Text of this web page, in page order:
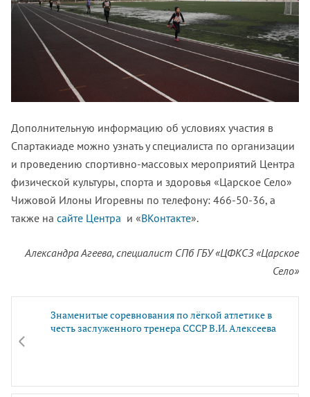
Дополнительную информацию об условиях участия в
Спартакиаде можно узнать у специалиста по организации
и проведению спортивно-массовых мероприятий Центра
физической культуры, спорта и здоровья «Царское Село»
Чижовой Илоны Игоревны по телефону: 466-50-36, а
также на сайте Центра и «ВКонтакте».
Александра Агеева, специалист СПб ГБУ «ЦФКСЗ «Царское
Село»
Знаменитые соревнования по лёгкой атлетике в
честь заслуженного тренера СССР В.И. Алексеева